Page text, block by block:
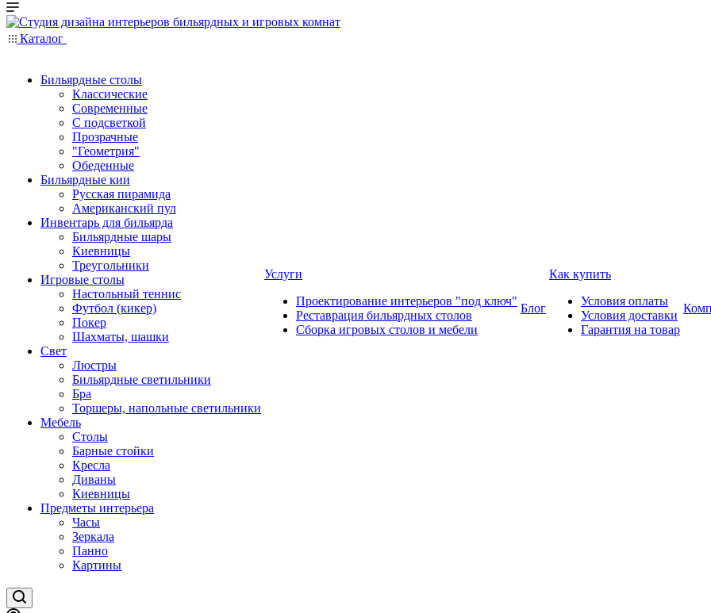
Каталог
Бильярдные столы
Классические
Современные
С подсветкой
Прозрачные
"Геометрия"
Обеденные
Бильярдные кии
Русская пирамида
Американский пул
Инвентарь для бильярда
Бильярдные шары
Киевницы
Треугольники
Игровые столы
Настольный теннис
Футбол (кикер)
Покер
Шахматы, шашки
Свет
Люстры
Бильярдные светильники
Бра
Торшеры, напольные светильники
Мебель
Столы
Барные стойки
Кресла
Диваны
Киевницы
Предметы интерьера
Часы
Зеркала
Панно
Картины
Услуги
Проектирование интерьеров "под ключ"
Реставрация бильярдных столов
Сборка игровых столов и мебели
Блог
Как купить
Условия оплаты
Условия доставки
Гарантия на товар